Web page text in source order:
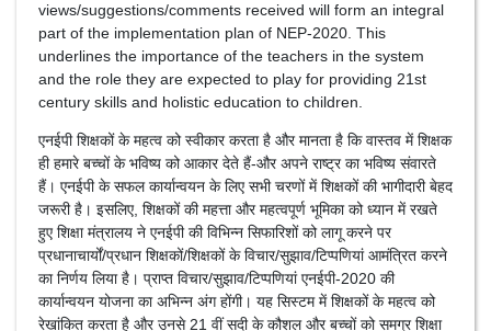
views/suggestions/comments received will form an integral
part of the implementation plan of NEP-2020. This
underlines the importance of the teachers in the system
and the role they are expected to play for providing 21st
century skills and holistic education to children.
एनईपी शिक्षकों के महत्व को स्वीकार करता है और मानता है कि वास्तव में शिक्षक
ही हमारे बच्चों के भविष्य को आकार देते हैं-और अपने राष्ट्र का भविष्य संवारते
हैं। एनईपी के सफल कार्यान्वयन के लिए सभी चरणों में शिक्षकों की भागीदारी बेहद
जरूरी है। इसलिए, शिक्षकों की महत्ता और महत्वपूर्ण भूमिका को ध्यान में रखते
हुए शिक्षा मंत्रालय ने एनईपी की विभिन्न सिफारिशों को लागू करने पर
प्रधानाचार्यों/प्रधान शिक्षकों/शिक्षकों के विचार/सुझाव/टिप्पणियां आमंत्रित करने
का निर्णय लिया है। प्राप्त विचार/सुझाव/टिप्पणियां एनईपी-2020 की
कार्यान्वयन योजना का अभिन्न अंग होंगी। यह सिस्टम में शिक्षकों के महत्व को
रेखांकित करता है और उनसे 21 वीं सदी के कौशल और बच्चों को समग्र शिक्षा